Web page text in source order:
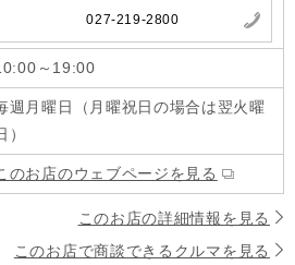
027-219-2800
～19:00
週月曜日（月曜祝日の場合は翌火曜
）
のお店のウェブページを見る
このお店の詳細情報を見る
このお店で商談できるクルマを見る